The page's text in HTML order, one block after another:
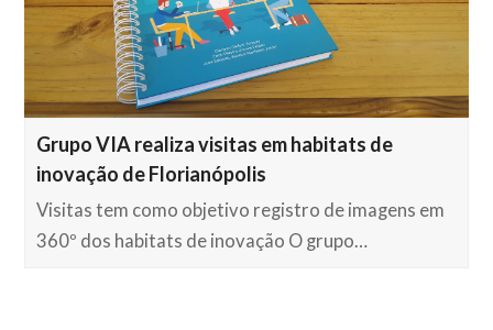
Grupo VIA realiza visitas em habitats de
inovação de Florianópolis
Visitas tem como objetivo registro de imagens em
360º dos habitats de inovação O grupo…